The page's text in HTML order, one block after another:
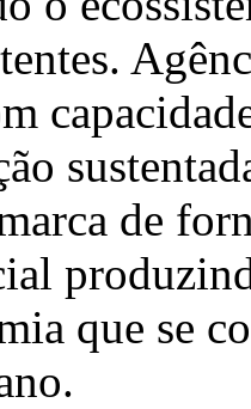
de
que se